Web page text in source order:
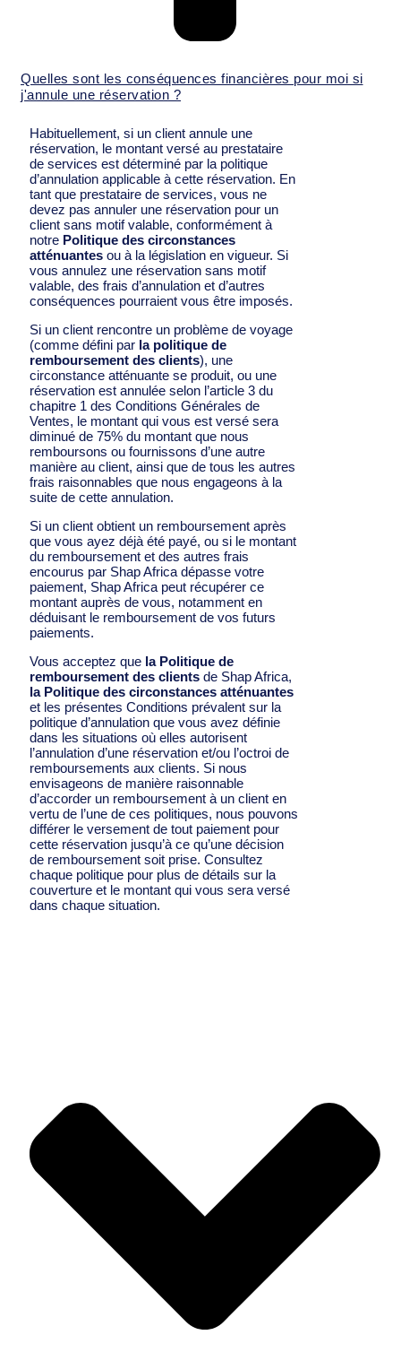
Quelles sont les conséquences financières pour moi si
j'annule une réservation ?
Habituellement, si un client annule une
réservation, le montant versé au prestataire
de services est déterminé par la politique
d’annulation applicable à cette réservation. En
tant que prestataire de services, vous ne
devez pas annuler une réservation pour un
client sans motif valable, conformément à
notre Politique des circonstances
atténuantes ou à la législation en vigueur. Si
vous annulez une réservation sans motif
valable, des frais d’annulation et d’autres
conséquences pourraient vous être imposés.
Si un client rencontre un problème de voyage
(comme défini par la politique de
remboursement des clients), une
circonstance atténuante se produit, ou une
réservation est annulée selon l’article 3 du
chapitre 1 des Conditions Générales de
Ventes, le montant qui vous est versé sera
diminué de 75% du montant que nous
remboursons ou fournissons d’une autre
manière au client, ainsi que de tous les autres
frais raisonnables que nous engageons à la
suite de cette annulation.
Si un client obtient un remboursement après
que vous ayez déjà été payé, ou si le montant
du remboursement et des autres frais
encourus par Shap Africa dépasse votre
paiement, Shap Africa peut récupérer ce
montant auprès de vous, notamment en
déduisant le remboursement de vos futurs
paiements.
Vous acceptez que la Politique de
remboursement des clients de Shap Africa,
la Politique des circonstances atténuantes
et les présentes Conditions prévalent sur la
politique d’annulation que vous avez définie
dans les situations où elles autorisent
l’annulation d’une réservation et/ou l’octroi de
remboursements aux clients. Si nous
envisageons de manière raisonnable
d’accorder un remboursement à un client en
vertu de l’une de ces politiques, nous pouvons
différer le versement de tout paiement pour
cette réservation jusqu’à ce qu’une décision
de remboursement soit prise. Consultez
chaque politique pour plus de détails sur la
couverture et le montant qui vous sera versé
dans chaque situation.